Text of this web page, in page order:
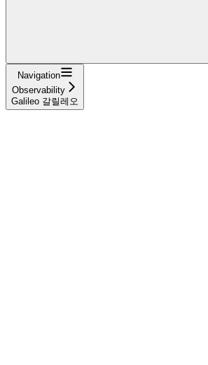
Navigation
Observability
Galileo 갈릴레오